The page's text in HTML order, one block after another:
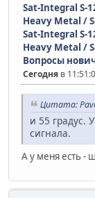
Sat-Integral S-
Heavy Metal /
Sat-Integral S-
Heavy Metal /
Вопросы
Сегодня в
Цитата:
и 55 градус.
сигнала.
А у меня есть -